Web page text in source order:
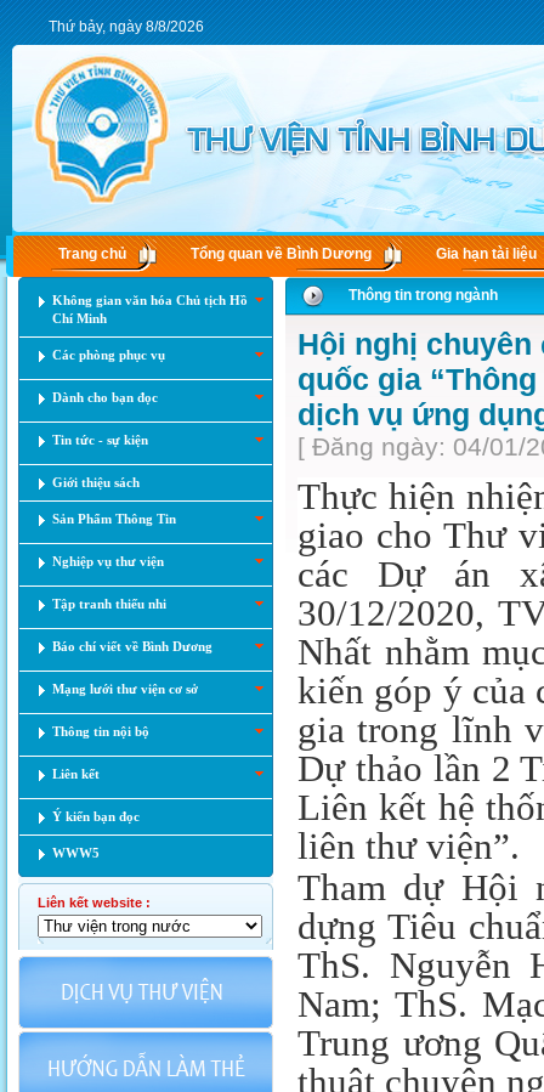
Thứ bảy, ngày 8/8/2026
Trang chủ Tổng quan về Bình Dương Gia hạn tài liệu
Không gian văn hóa Chủ tịch Hồ
Chí Minh
Các phòng phục vụ
Dành cho bạn đọc
Tin tức - sự kiện
Giới thiệu sách
Sản Phẩm Thông Tin
Nghiệp vụ thư viện
Tập tranh thiếu nhi
Báo chí viết về Bình Dương
Mạng lưới thư viện cơ sở
Thông tin nội bộ
Liên kết
Ý kiến bạn đọc
WWW5
Liên kết website :
Thông tin trong ngành
Hội nghị chuyên
quốc gia
dịch vụ ứng
[ Đăng ngày: 04/01/
Thực hiện
giao cho Thư
các Dự án
30/12/2020,
Nhất nhằm
kiến góp ý của
gia trong lĩnh
Dự thảo lần 2
Liên kết hệ
liên thư viện”.
Tham dự Hội
dựng Tiêu
ThS.
Nam; ThS.
Trung ương
thuật chuyên